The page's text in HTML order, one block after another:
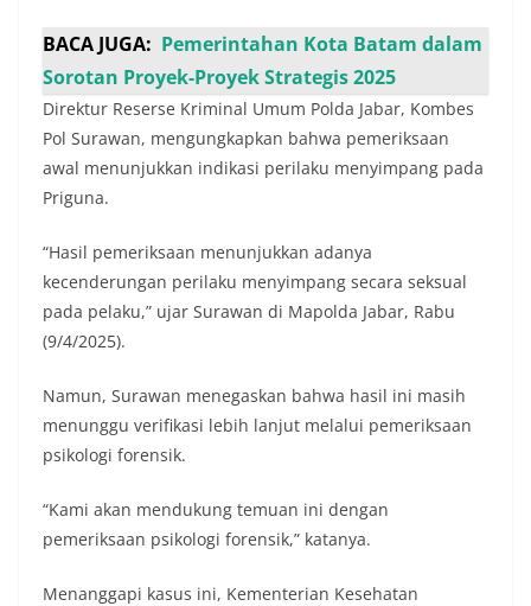
BACA JUGA: Pemerintahan Kota Batam dalam
Sorotan Proyek-Proyek Strategis 2025
Direktur Reserse Kriminal Umum Polda Jabar, Kombes
Pol Surawan, mengungkapkan bahwa pemeriksaan
awal menunjukkan indikasi perilaku menyimpang pada
Priguna.
“Hasil pemeriksaan menunjukkan adanya
kecenderungan perilaku menyimpang secara seksual
pada pelaku,” ujar Surawan di Mapolda Jabar, Rabu
(9/4/2025).
Namun, Surawan menegaskan bahwa hasil ini masih
menunggu verifikasi lebih lanjut melalui pemeriksaan
psikologi forensik.
“Kami akan mendukung temuan ini dengan
pemeriksaan psikologi forensik,” katanya.
Menanggapi kasus ini, Kementerian Kesehatan